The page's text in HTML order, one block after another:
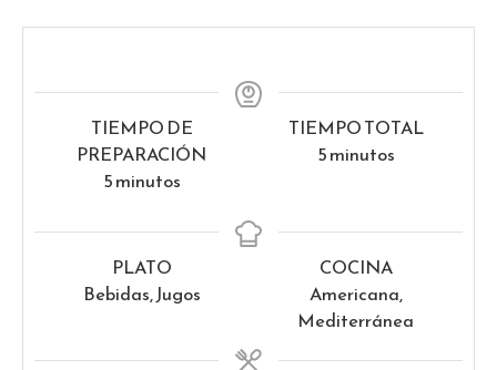
TIEMPO DE
PREPARACIÓN
5minutos
minutos
TIEMPO TOTAL
5minutos
minutos
PLATO
Bebidas, Jugos
COCINA
Americana,
Mediterránea